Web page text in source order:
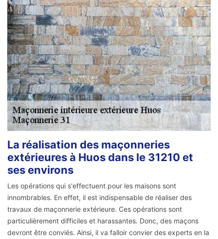
La réalisation des maçonneries
extérieures à Huos dans le 31210 et
ses environs
Les opérations qui s'effectuent pour les maisons sont
innombrables. En effet, il est indispensable de réaliser des
travaux de maçonnerie extérieure. Ces opérations sont
particulièrement difficiles et harassantes. Donc, des maçons
devront être conviés. Ainsi, il va falloir convier des experts en la